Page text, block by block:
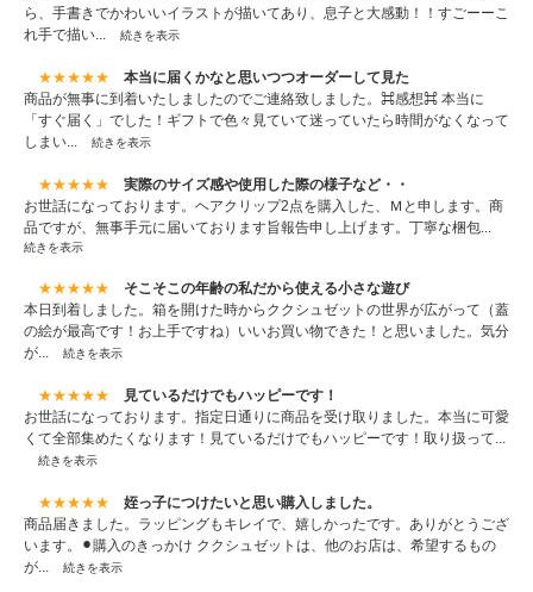
ら、手書きでかわいいイラストが描いてあり、息子と大感動！！すごーーこ
れ手で描い...
続きを表示
★★★★★
本当に届くかなと思いつつオーダーして見た
商品が無事に到着いたしましたのでご連絡致しました。⌘感想⌘ 本当に
「すぐ届く」でした！ギフトで色々見ていて迷っていたら時間がなくなって
しまい...
続きを表示
★★★★★
実際のサイズ感や使用した際の様子など・・
お世話になっております。ヘアクリップ2点を購入した、Ｍと申します。商
品ですが、無事手元に届いております旨報告申し上げます。丁寧な梱包...
続きを表示
★★★★★
そこそこの年齢の私だから使える小さな遊び
本日到着しました。箱を開けた時からククシュゼットの世界が広がって（蓋
の絵が最高です！お上手ですね）いいお買い物できた！と思いました。気分
が...
続きを表示
★★★★★
見ているだけでもハッピーです！
お世話になっております。指定日通りに商品を受け取りました。本当に可愛
くて全部集めたくなります！見ているだけでもハッピーです！取り扱って...
続きを表示
★★★★★
姪っ子につけたいと思い購入しました。
商品届きました。ラッピングもキレイで、嬉しかったです。ありがとうござ
います。⚫︎購入のきっかけ ククシュゼットは、他のお店は、希望するもの
が...
続きを表示